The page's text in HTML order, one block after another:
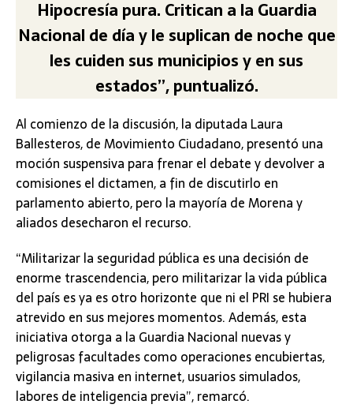
Hipocresía pura. Critican a la Guardia
Nacional de día y le suplican de noche que
les cuiden sus municipios y en sus
estados”, puntualizó.
Al comienzo de la discusión, la diputada Laura
Ballesteros, de Movimiento Ciudadano, presentó una
moción suspensiva para frenar el debate y devolver a
comisiones el dictamen, a fin de discutirlo en
parlamento abierto, pero la mayoría de Morena y
aliados desecharon el recurso.
“Militarizar la seguridad pública es una decisión de
enorme trascendencia, pero militarizar la vida pública
del país es ya es otro horizonte que ni el PRI se hubiera
atrevido en sus mejores momentos. Además, esta
iniciativa otorga a la Guardia Nacional nuevas y
peligrosas facultades como operaciones encubiertas,
vigilancia masiva en internet, usuarios simulados,
labores de inteligencia previa”, remarcó.